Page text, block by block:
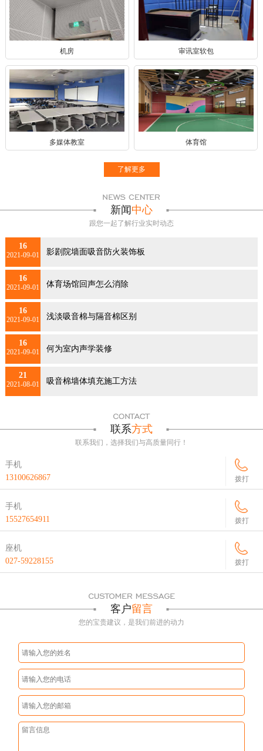
机房 审讯室软包
多媒体教室 体育馆
了解更多
新闻 中心
跟您一起了解行业实时动态
16
2021-09-01 影剧院墙面吸音防火装饰板
16
2021-09-01 体育场馆回声怎么消除
16
2021-09-01 浅淡吸音棉与隔音棉区别
16
2021-09-01 何为室内声学装修
21
2021-08-01 吸音棉墙体填充施工方法
联系方式
联系我们，选择我们与高质量同行！
手机
13100626867
拨打
手机
15527654911
拨打
座机
027-59228155
拨打
客户留言
您的宝贵建议，是我们前进的动力